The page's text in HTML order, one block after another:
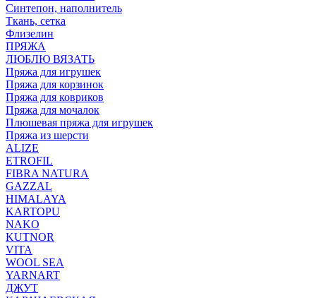
Синтепон, наполнитель
Ткань, сетка
Флизелин
ПРЯЖА
ЛЮБЛЮ ВЯЗАТЬ
Пряжа для игрушек
Пряжа для корзинок
Пряжа для ковриков
Пряжа для мочалок
Плюшевая пряжа для игрушек
Пряжа из шерсти
ALIZE
ETROFIL
FIBRA NATURA
GAZZAL
HIMALAYA
KARTOPU
NAKO
KUTNOR
VITA
WOOL SEA
YARNART
ДЖУТ